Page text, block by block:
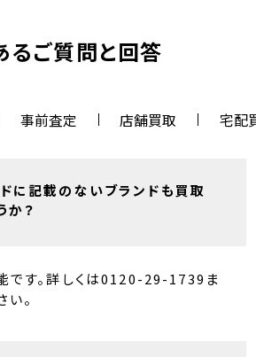
るご質問と回答
事前査定 店舗買取 宅配
に記載のないブランドも買取
か？
です。詳しくは0120-29-1739ま
。